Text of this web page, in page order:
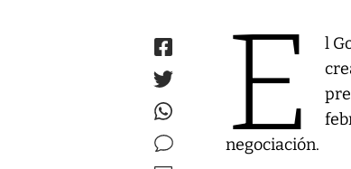
E
l
negociación.